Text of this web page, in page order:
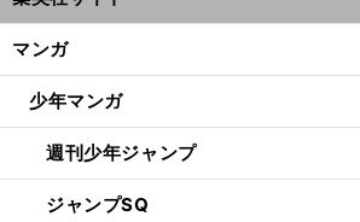
マンガ
少年マンガ
週刊少年ジャンプ
ジャンプSQ